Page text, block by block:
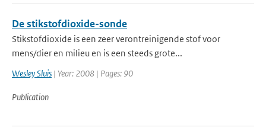
De stikstofdioxide-sonde
Stikstofdioxide is een zeer verontreinigende stof voor
mens/dier en milieu en is een steeds grote...
Wesley Sluis | Year: 2008 | Pages: 90
Publication